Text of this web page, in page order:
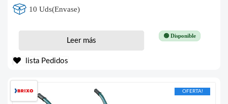
10 Uds(Envase)
🟢 Disponible
Leer más
lista Pedidos
OFERTA!